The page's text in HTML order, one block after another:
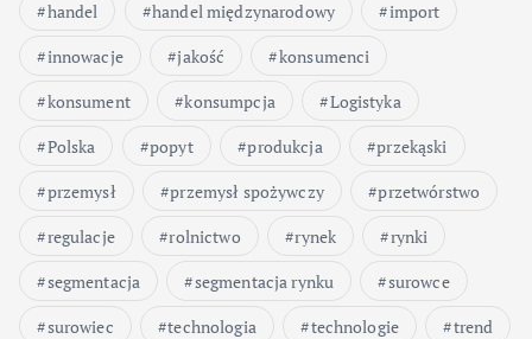
handel
handel międzynarodowy
import
innowacje
jakość
konsumenci
konsument
konsumpcja
Logistyka
Polska
popyt produkcja
przekąski
przemysł
przemysł spożywczy
przetwórstwo
regulacje
rolnictwo rynek
rynki
segmentacja
segmentacja rynku
surowce
surowiec
technologia technologie
trend